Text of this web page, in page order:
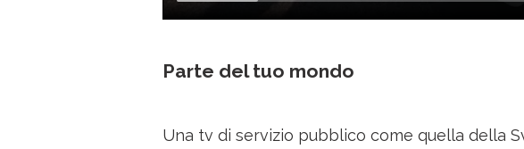
Parte del tuo mondo
Una tv di servizio pubblico come quella della